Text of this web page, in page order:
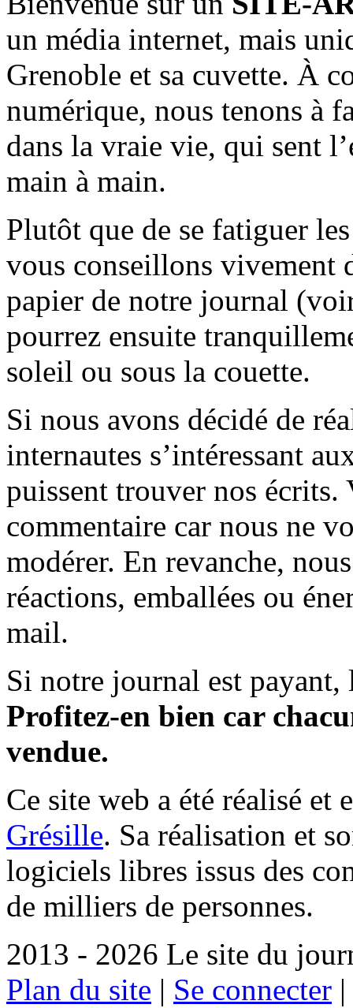
un média internet, mais
Grenoble et sa cuvette. À
numérique, nous tenons à
dans la vraie vie, qui sent
main à main.
Plutôt que de se fatiguer
vous conseillons vivement
papier de notre journal
pourrez ensuite
soleil ou sous la couette.
Si nous avons décidé de
internautes s’intéressant
puissent trouver nos écrits.
commentaire car nous ne
modérer. En revanche,
réactions, emballées ou
mail.
Si notre journal est payant,
Profitez-en bien car
vendue.
Ce site web a été réalisé et
Grésille. Sa réalisation et
logiciels libres issus des
de milliers de personnes.
2013 - 2026 Le site du
Plan du site | Se connecter |